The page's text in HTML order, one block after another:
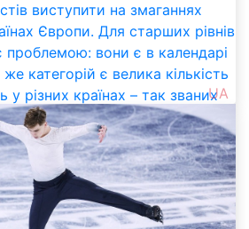
виступити на змаганнях
Європи. Для старших рівнів
проблемою: вони є в календарі
категорій є велика кількість
у різних країнах – так званих
Єдиного сайту з
про ці змагання не
і збираємо всі відомі
в одному місці.
UA